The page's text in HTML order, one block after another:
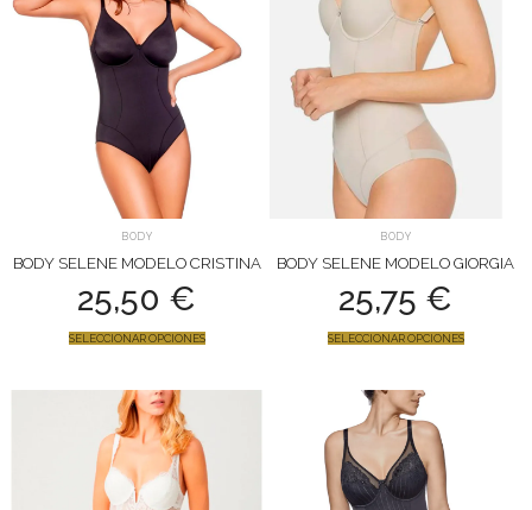
BODY
BODY SELENE MODELO CRISTINA
25,50 €
SELECCIONAR OPCIONES
BODY
BODY SELENE MODELO GIORGIA
25,75 €
SELECCIONAR OPCIONES